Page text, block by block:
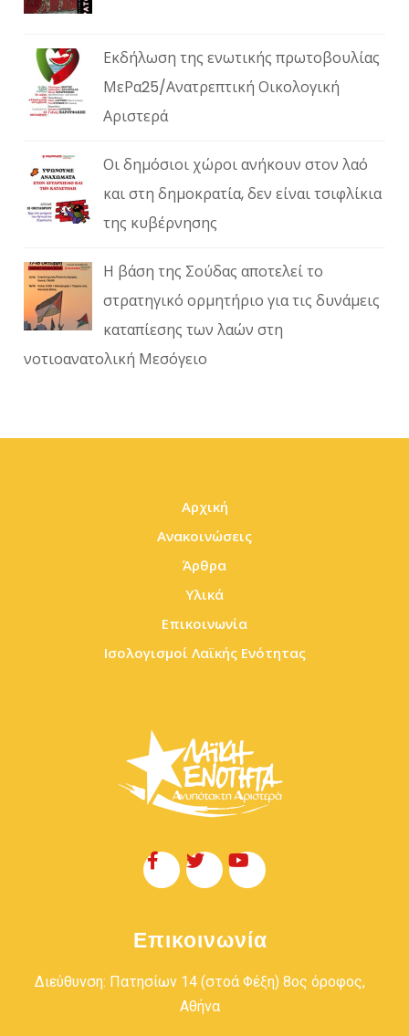
Εκδήλωση της ενωτικής πρωτοβουλίας
ΜεΡα25/Ανατρεπτική Οικολογική
Αριστερά
Οι δημόσιοι χώροι ανήκουν στον λαό
και στη δημοκρατία, δεν είναι τσιφλίκια
της κυβέρνησης
Η βάση της Σούδας αποτελεί το
στρατηγικό ορμητήριο για τις δυνάμεις
καταπίεσης των λαών στη
νοτιοανατολική Μεσόγειο
Αρχική
Ανακοινώσεις
Άρθρα
Υλικά
Επικοινωνία
Ισολογισμοί Λαϊκής Ενότητας
Επικοινωνία
Διεύθυνση: Πατησίων 14 (στοά Φέξη) 8ος όροφος,
Αθήνα